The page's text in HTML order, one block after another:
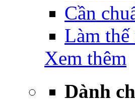
Cần
Làm thế
Xem thêm
Dành